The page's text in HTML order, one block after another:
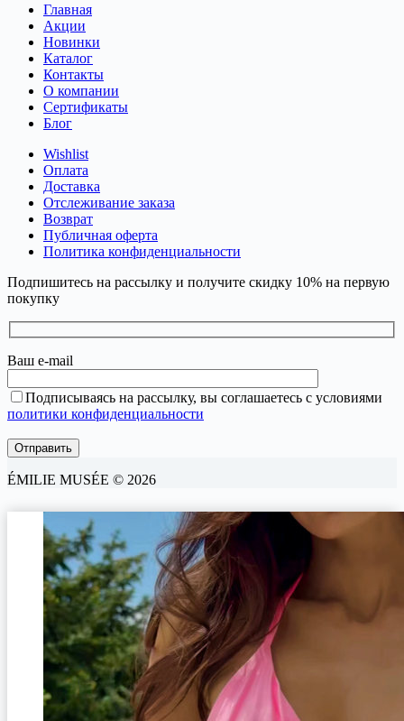
Главная
Акции
Новинки
Каталог
Контакты
О компании
Сертификаты
Блог
Wishlist
Оплата
Доставка
Отслеживание заказа
Возврат
Публичная оферта
Политика конфиденциальности
Подпишитесь на рассылку и получите скидку 10% на первую
покупку
Ваш e-mail
Подписываясь на рассылку, вы соглашаетесь с условиями
политики конфиденциальности
ÉMILIE MUSÉE © 2026